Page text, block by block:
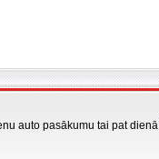
auto pasākumu tai pat dienā